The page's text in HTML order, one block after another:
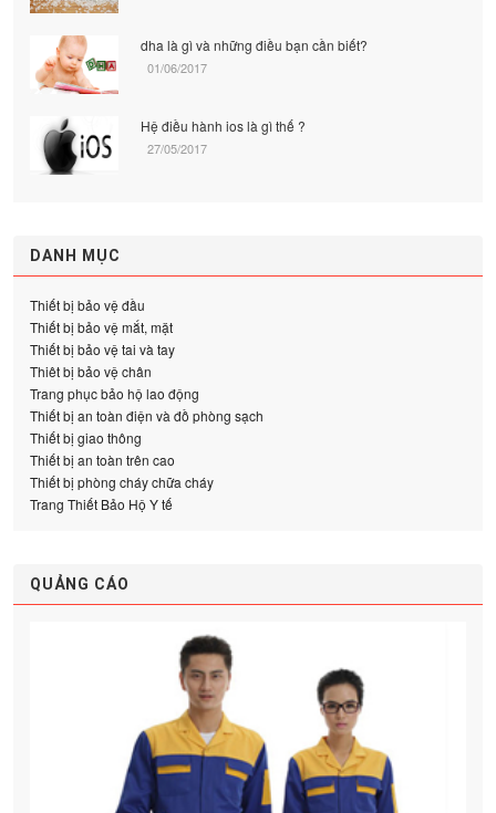
dha là gì và những điều bạn cần biết?
01/06/2017
Hệ điều hành ios là gì thế ?
27/05/2017
DANH MỤC
Thiết bị bảo vệ đầu
Thiết bị bảo vệ mắt, mặt
Thiết bị bảo vệ tai và tay
Thiêt bị bảo vệ chân
Trang phục bảo hộ lao động
Thiết bị an toàn điện và đồ phòng sạch
Thiết bị giao thông
Thiết bị an toàn trên cao
Thiết bị phòng cháy chữa cháy
Trang Thiết Bảo Hộ Y tế
QUẢNG CÁO